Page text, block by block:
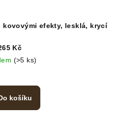
kovovými efekty, lesklá, krycí
Kč
(>5 ks)
košíku